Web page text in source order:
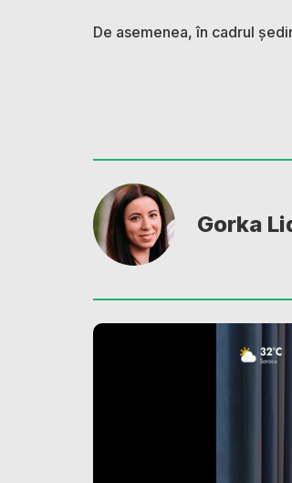
De asemenea, în cadrul
Gorka